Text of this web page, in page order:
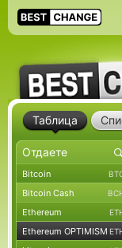
Таблица
Bitcoin
Bitcoin Cash
Ethereum
Ethereum OPTIMISM